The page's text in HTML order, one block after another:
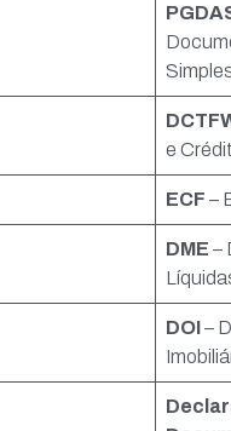
e
ECF –
DME –
DOI–